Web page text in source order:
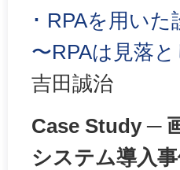
･ RPAを用い
〜RPAは見落
吉田誠治
Case Study ─
システム導入事